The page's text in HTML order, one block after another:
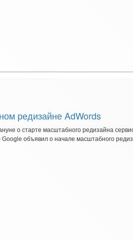
редизайне AdWords
о старте масштабного редизайна
объявил о начале масштабного